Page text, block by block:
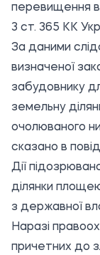
перевищення
3 ст. 365 КК
За даними
визначеної
забудовнику
земельну
очолюваного
сказано в
Дії
ділянки
з державної
Наразі
причетних до